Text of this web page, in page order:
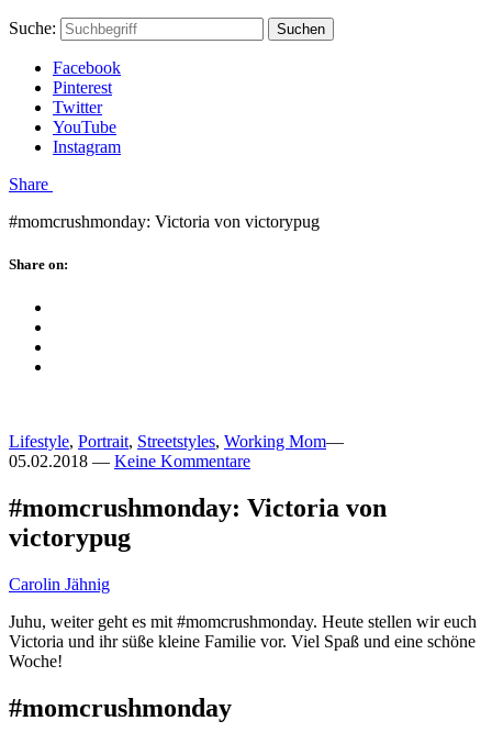
Skip
content
Hauptstadtmutti
Schließen
Search
Schließen
Suche: Suchen
Facebook
Pinterest
Twitter
YouTube
Instagram
Menü
Share
#momcrushmonday: Victoria von victorypug
Schließen
Share on:
Lifestyle, Portrait, Streetstyles, Working Mom—
05.02.2018 — Keine Kommentare
#momcrushmonday: Victoria von
victorypug
Carolin Jähnig
Juhu, weiter geht es mit #momcrushmonday. Heute stellen wir euch
Victoria und ihr süße kleine Familie vor. Viel Spaß und eine schöne
Woche!
#momcrushmonday